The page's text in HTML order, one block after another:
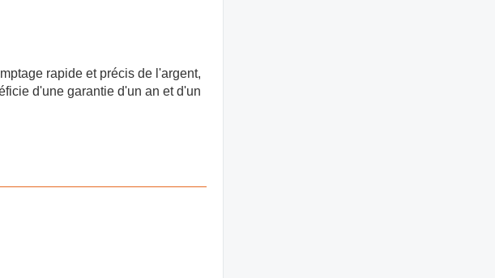
rapide et précis de l'argent,
d'une garantie d'un an et d'un